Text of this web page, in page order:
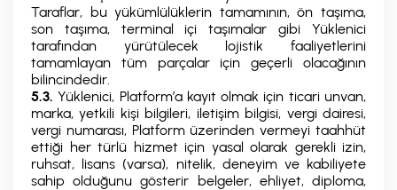
Taraflar, bu yükümlülüklerin tamamının, ön taşıma,
son taşıma, terminal içi taşımalar gibi Yüklenici
tarafından yürütülecek lojistik faaliyetlerini
tamamlayan tüm parçalar için geçerli olacağının
bilincindedir.
5.3. Yüklenici, Platform’a kayıt olmak için ticari unvan,
marka, yetkili kişi bilgileri, iletişim bilgisi, vergi dairesi,
vergi numarası, Platform üzerinden vermeyi taahhüt
ettiği her türlü hizmet için yasal olarak gerekli izin,
ruhsat, lisans (varsa), nitelik, deneyim ve kabiliyete
sahip olduğunu gösterir belgeler, ehliyet, diploma,